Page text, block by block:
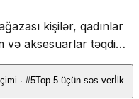
kişilər, qadınlar
və aksesuarlar təqdim
· #5Top 5 üçün səs verİlk